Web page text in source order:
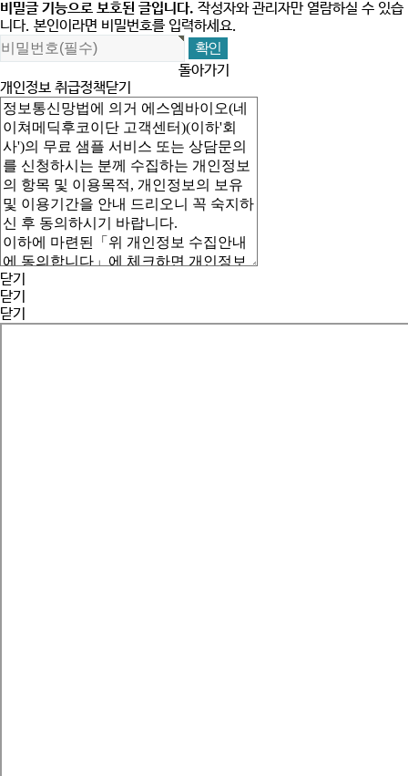
비밀글 기능으로 보호된 글입니다. 작성자와 관리자만 열람하실 수 있습
니다. 본인이라면 비밀번호를 입력하세요.
돌아가기
개인정보 취급정책닫기
닫기
닫기
닫기